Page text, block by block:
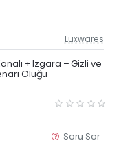
Güncel Fiyat
Yeni Ürün
Luxwares
+ Izgara – Gizli ve
Oluğu
Soru Sor